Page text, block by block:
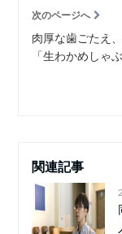
次のページへ
肉厚な歯ごたえ
「生わかめしゃ
関連記事